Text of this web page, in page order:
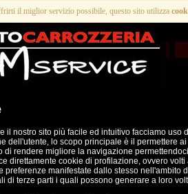
il miglior servizio possibile, questo sito utilizza
il nostro sito più facile ed intuitivo facciamo
dell'utente, lo scopo principale è il permettere
di rendere migliore la navigazione
direttamente cookie di profilazione, ovvero
preferenze manifestate dallo stesso nell'ambito
di terze parti i quali possono generare a loro